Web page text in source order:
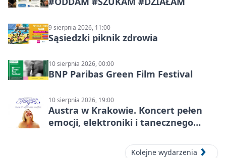
9 sierpnia 2026, 11:00
Sąsiedzki piknik zdrowia
10 sierpnia 2026, 00:00
BNP Paribas Green Film Festival
10 sierpnia 2026, 19:00
Austra w Krakowie. Koncert pełen
emocji, elektroniki i tanecznego
Kolejne wydarzenia